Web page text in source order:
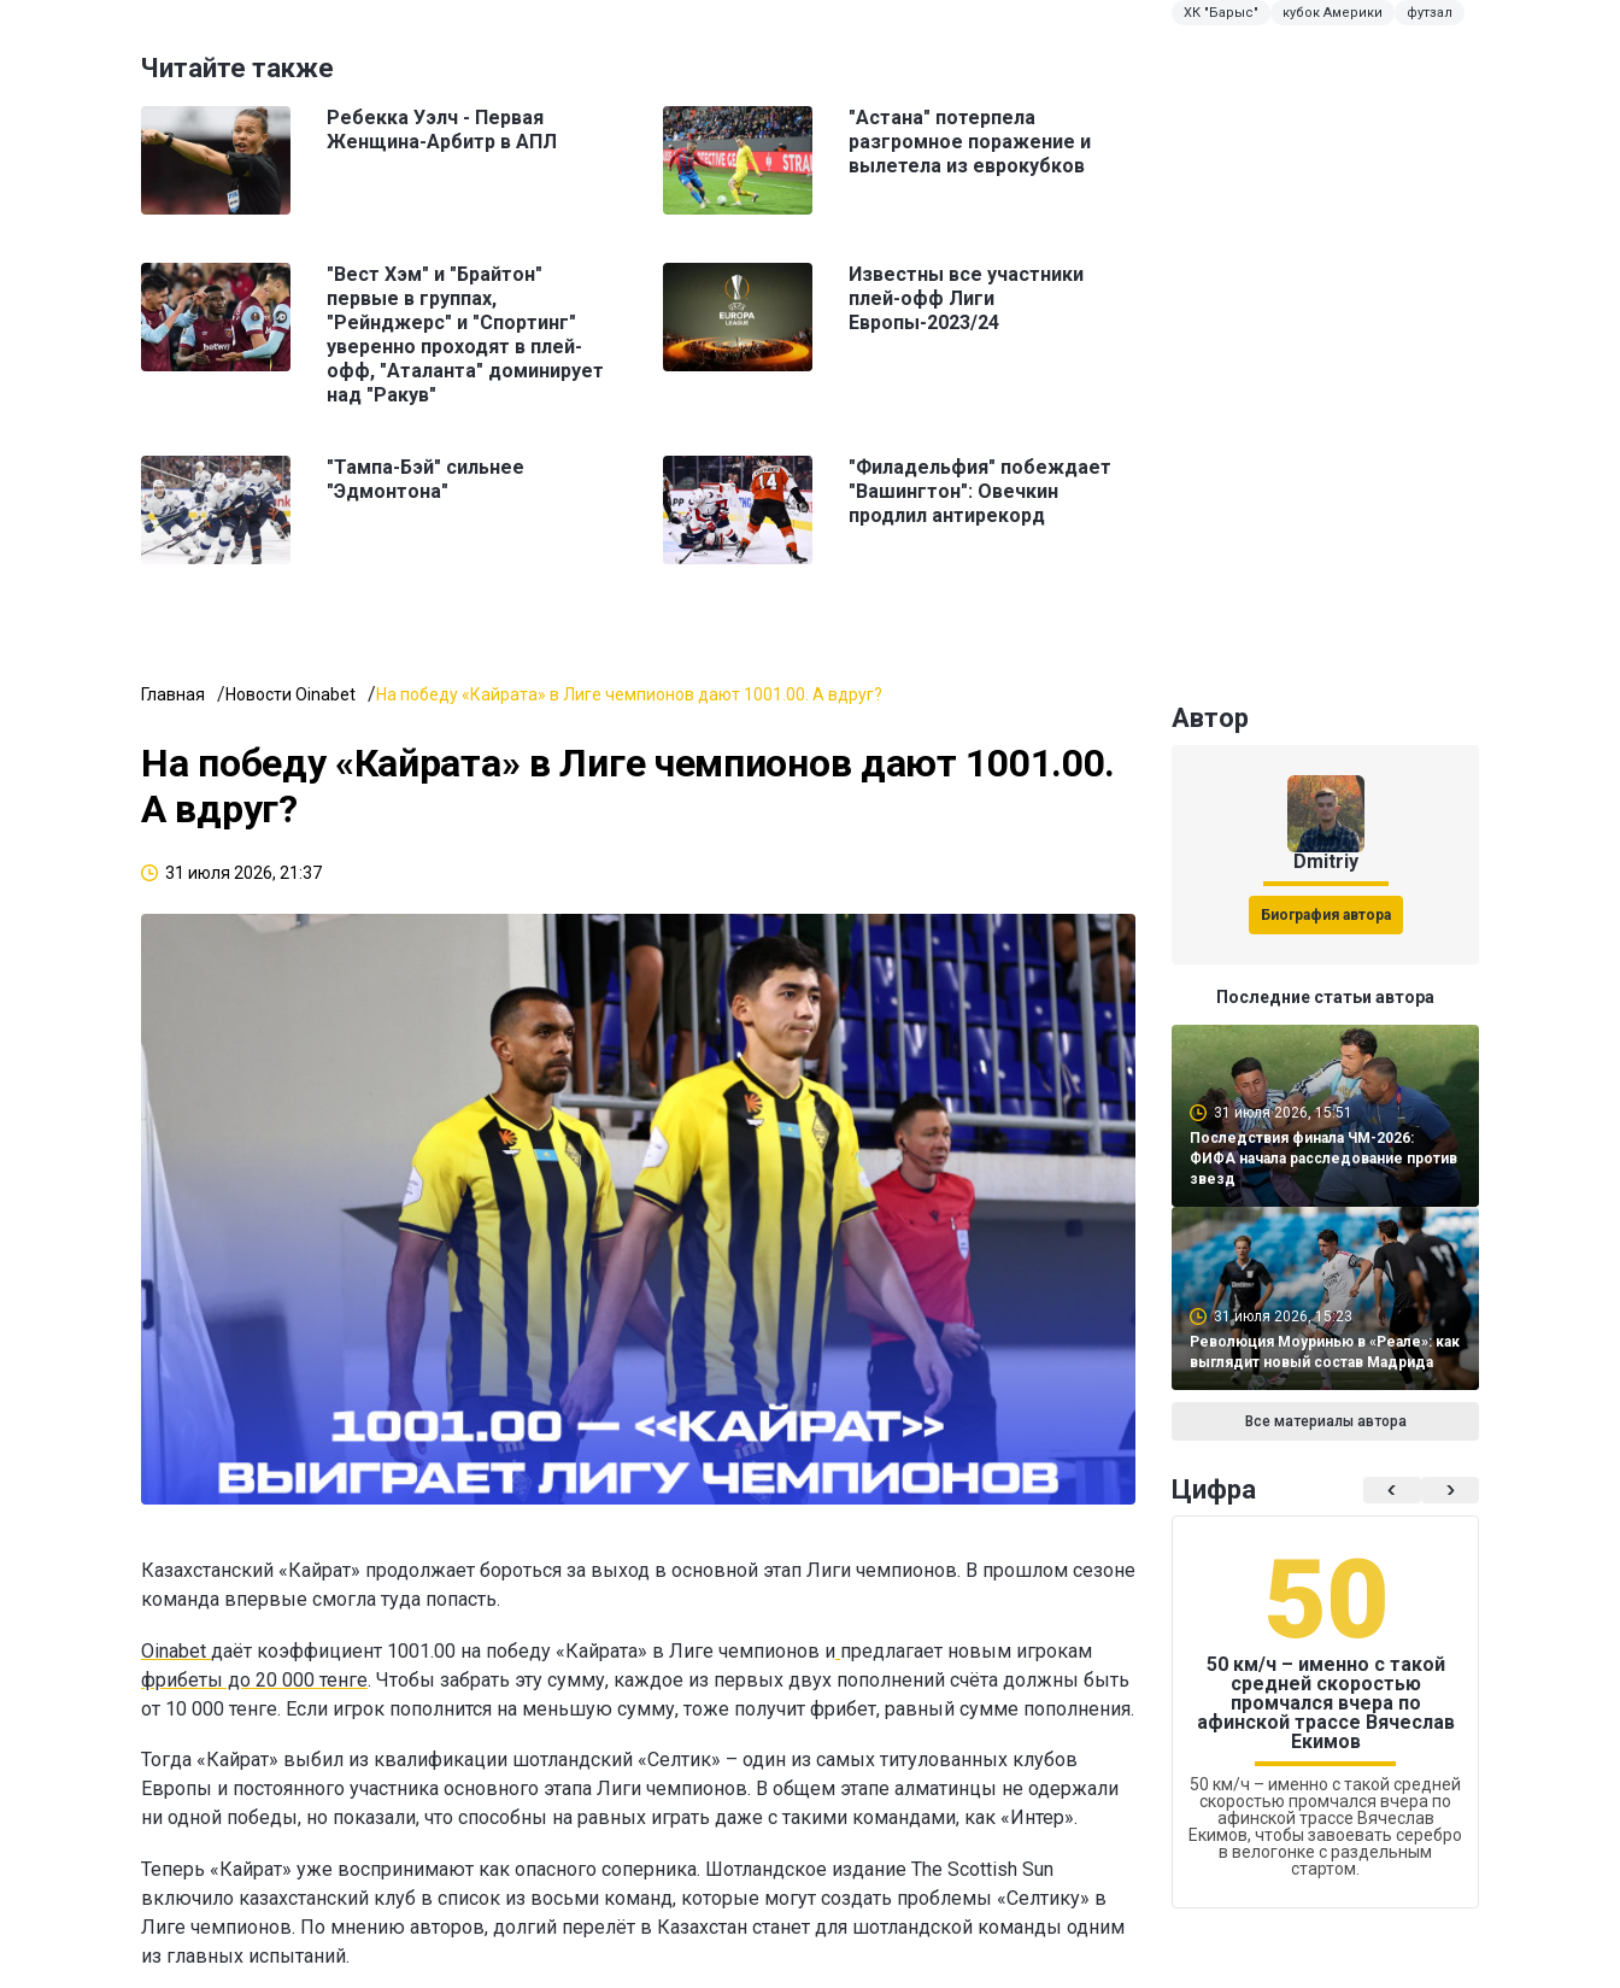
Читайте также
Ребекка Уэлч - Первая
Женщина-Арбитр в АПЛ
"Астана" потерпела
разгромное поражение и
вылетела из еврокубков
"Вест Хэм" и "Брайтон"
первые в группах,
"Рейнджерс" и "Спортинг"
уверенно проходят в плей-
офф, "Аталанта" доминирует
над "Ракув"
Известны все участники
плей-офф Лиги
Европы-2023/24
"Тампа-Бэй" сильнее
"Эдмонтона"
"Филадельфия" побеждает
"Вашингтон": Овечкин
продлил антирекорд
ХК "Барыс"
кубок Америки футзал
Главная Новости Oinabet На победу «Кайрата» в Лиге чемпионов дают 1001.00. А вдруг?
На победу «Кайрата» в Лиге чемпионов дают 1001.00.
А вдруг?
31 июля 2026, 21:37
Казахстанский «Кайрат» продолжает бороться за выход в основной этап Лиги чемпионов. В прошлом сезоне
команда впервые смогла туда попасть.
Oinabet даёт коэффициент 1001.00 на победу «Кайрата» в Лиге чемпионов и предлагает новым игрокам
фрибеты до 20 000 тенге. Чтобы забрать эту сумму, каждое из первых двух пополнений счёта должны быть
от 10 000 тенге. Если игрок пополнится на меньшую сумму, тоже получит фрибет, равный сумме пополнения.
Тогда «Кайрат» выбил из квалификации шотландский «Селтик» – один из самых титулованных клубов
Европы и постоянного участника основного этапа Лиги чемпионов. В общем этапе алматинцы не одержали
ни одной победы, но показали, что способны на равных играть даже с такими командами, как «Интер».
Теперь «Кайрат» уже воспринимают как опасного соперника. Шотландское издание The Scottish Sun
включило казахстанский клуб в список из восьми команд, которые могут создать проблемы «Селтику» в
Лиге чемпионов. По мнению авторов, долгий перелёт в Казахстан станет для шотландской команды одним
из главных испытаний.
Автор
Dmitriy
Биография автора
Последние статьи автора
31 июля 2026, 15:51
Последствия финала ЧМ-2026:
ФИФА начала расследование против
звезд
31 июля 2026, 15:23
Революция Моуринью в «Реале»: как
выглядит новый состав Мадрида
Все материалы автора
Цифра
50
50 км/ч – именно с такой
средней скоростью
промчался вчера по
афинской трассе Вячеслав
Екимов
50 км/ч – именно с такой средней
скоростью промчался вчера по
афинской трассе Вячеслав
Екимов, чтобы завоевать серебро
в велогонке с раздельным
стартом.